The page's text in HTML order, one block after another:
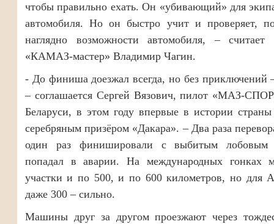
чтобы правильно ехать. Он «убивающий» для
автомобиля. Но он быстро учит и проверяет,
наглядно возможности автомобиля, – считает
«КАМАЗ-мастер» Владимир Чагин.
- До финиша доезжал всегда, но без приключений
– соглашается Сергей Вязович, пилот «МАЗ-
Беларуси, в этом году впервые в истории
серебряным призёром «Дакара». – Два раза
один раз финишировали с выбитым лобовым
попадал в аварии. На международных гонках
участки и по 500, и по 600 километров, но для
даже 300 – сильно.
Машины друг за другом проезжают через